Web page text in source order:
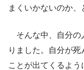
まくいかないのか、
そんな中、自分の
りました。自分が
ことが出てくるよ